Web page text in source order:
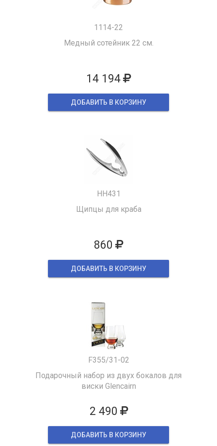
1114-22
Медный сотейник 22 см.
14 194
ДОБАВИТЬ В КОРЗИНУ
HH431
Щипцы для краба
860
ДОБАВИТЬ В КОРЗИНУ
F355/31-02
Подарочный набор из двух бокалов для
виски Glencairn
2 490
ДОБАВИТЬ В КОРЗИНУ